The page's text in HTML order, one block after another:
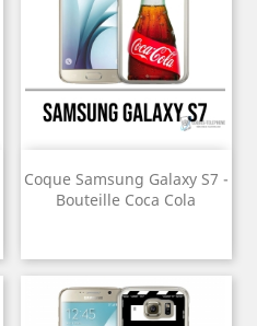
Coque Samsung Galaxy S7 -
Bouteille Coca Cola